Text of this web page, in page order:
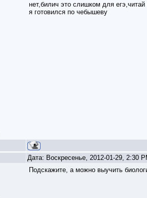
нет,билич это слишком для егэ,читай
я готовился по чебышеву
Дата: Воскресенье, 2012-01-29, 2:30
Подскажите, а можно выучить